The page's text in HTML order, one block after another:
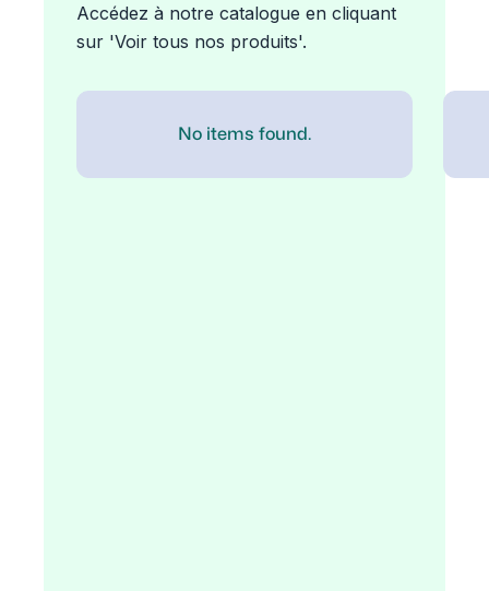
Accédez à notre catalogue en cliquant
sur 'Voir tous nos produits'.
No items found.